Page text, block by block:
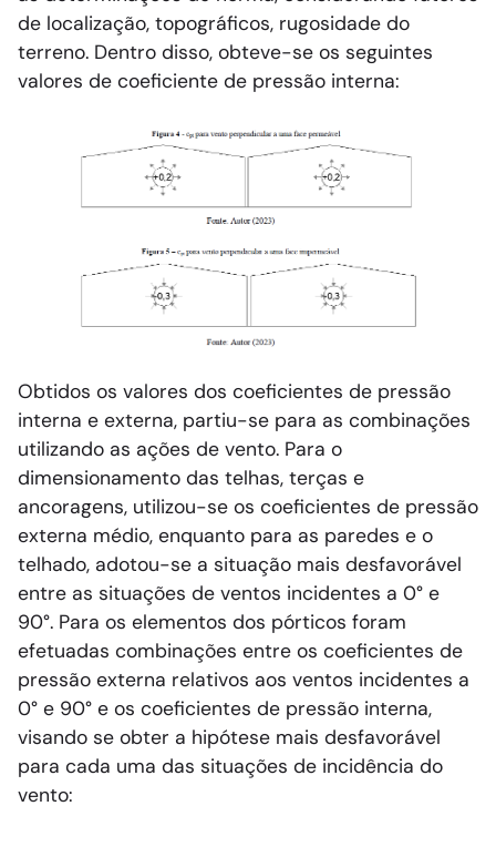
de localização, topográficos, rugosidade do
terreno. Dentro disso, obteve-se os seguintes
valores de coeficiente de pressão interna:
Obtidos os valores dos coeficientes de pressão
interna e externa, partiu-se para as combinações
utilizando as ações de vento. Para o
dimensionamento das telhas, terças e
ancoragens, utilizou-se os coeficientes de pressão
externa médio, enquanto para as paredes e o
telhado, adotou-se a situação mais desfavorável
entre as situações de ventos incidentes a 0° e
90°. Para os elementos dos pórticos foram
efetuadas combinações entre os coeficientes de
pressão externa relativos aos ventos incidentes a
0° e 90° e os coeficientes de pressão interna,
visando se obter a hipótese mais desfavorável
para cada uma das situações de incidência do
vento: